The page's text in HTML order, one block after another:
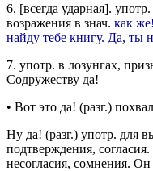
6. [всегда ударная]. употр.
возражения в знач. как
найду тебе книгу. Да, ты
7. употр. в лозунгах,
Содружеству да!
• Вот это да! (разг.)
Ну да! (разг.) употр. для
подтверждения, согласия.
несогласия, сомнения. Он